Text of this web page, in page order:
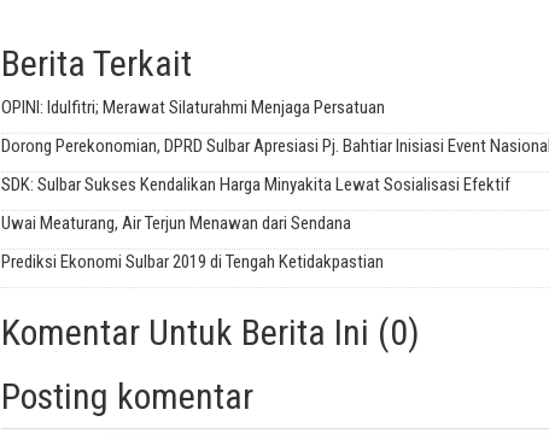
Berita Terkait
OPINI: Idulfitri; Merawat Silaturahmi Menjaga Persatuan
Dorong Perekonomian, DPRD Sulbar Apresiasi Pj. Bahtiar Inisiasi Event Nasional
SDK: Sulbar Sukses Kendalikan Harga Minyakita Lewat Sosialisasi Efektif
Uwai Meaturang, Air Terjun Menawan dari Sendana
Prediksi Ekonomi Sulbar 2019 di Tengah Ketidakpastian
Komentar Untuk Berita Ini (0)
Posting komentar